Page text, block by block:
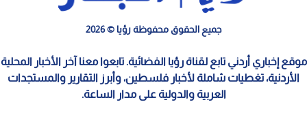
جميع الحقوق محفوظة رؤيا © 2026
موقع إخباري أردني تابع لقناة رؤيا الفضائية. تابعوا معنا آخر الأخبار المحلية
الأردنية، تغطيات شاملة لأخبار فلسطين، وأبرز التقارير والمستجدات
العربية والدولية على مدار الساعة.